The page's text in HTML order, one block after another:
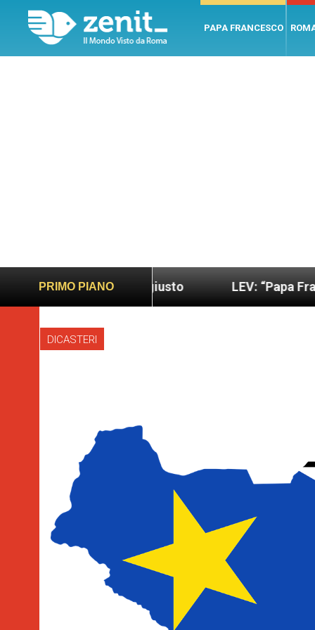
PAPA FRANCESCO
PRIMO PIANO
più sano e giusto LEV: “Papa Francesco.
DICASTERI